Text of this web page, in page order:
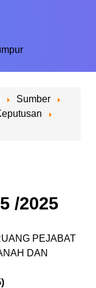
Sumber
/2025
PEJABAT
DAN